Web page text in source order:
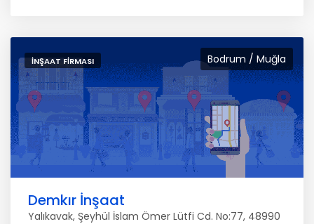
Bodrum / Muğla
İNŞAAT FIRMASI
Demkır İnşaat
Yalıkavak, Şeyhül İslam Ömer Lütfi Cd. No:77, 48990